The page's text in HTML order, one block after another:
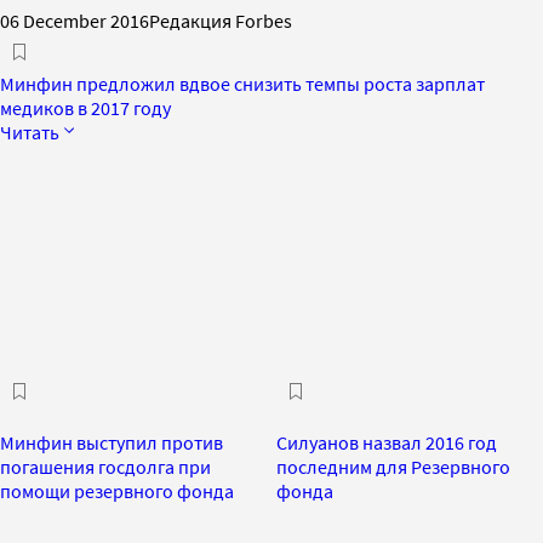
06 December 2016Редакция Forbes
Минфин предложил вдвое снизить темпы роста зарплат
медиков в 2017 году
Читать
Минфин выступил против
погашения госдолга при
помощи резервного фонда
Силуанов назвал 2016 год
последним для Резервного
фонда